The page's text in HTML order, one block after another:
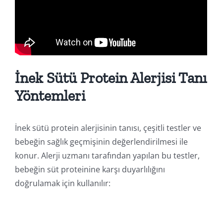
İnek Sütü Protein Alerjisi Tanı
Yöntemleri
İnek sütü protein alerjisinin tanısı, çeşitli testler ve
bebeğin sağlık geçmişinin değerlendirilmesi ile
konur. Alerji uzmanı tarafından yapılan bu testler,
bebeğin süt proteinine karşı duyarlılığını
doğrulamak için kullanılır: